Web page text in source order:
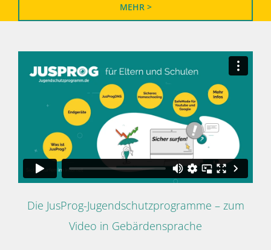
MEHR >
Die JusProg-Jugendschutzprogramme – zum
Video in Gebärdensprache